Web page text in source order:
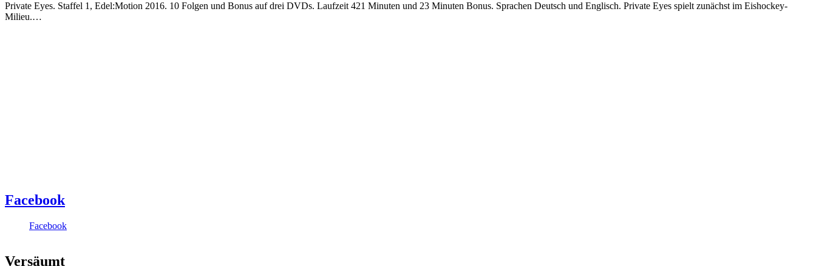
Private Eyes. Staffel 1, Edel:Motion 2016. 10 Folgen und Bonus auf drei DVDs. Laufzeit 421 Minuten und 23 Minuten Bonus. Sprachen Deutsch und Englisch. Private Eyes spielt zunächst im Eishockey-
Milieu.…
Facebook
Facebook
Versäumt